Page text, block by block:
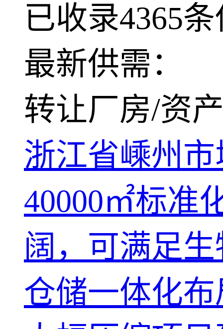
已收录4365
最新供需：
转让厂房/资
浙江省嵊州
40000㎡标准
阔，可满足
仓储一体化